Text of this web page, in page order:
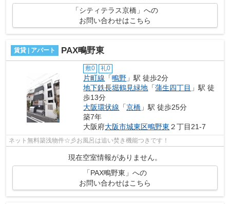
「シティテラス京橋」への
お問い合わせはこちら
賃貸 | アパート PAX鴫野東
敷0 礼0
片町線 「鴫野 」駅 徒歩2分
地下鉄長堀鶴見緑地 「蒲生四丁目 」駅 徒
歩13分
大阪環状線 「京橋 」駅 徒歩25分
築7年
大阪府大阪市城東区鴫野東 ２丁目21-7
ネット無料築浅物件☆彡お風呂は追い焚き機能つきです！
現在空室情報がありません。
「PAX鴫野東」への
お問い合わせはこちら